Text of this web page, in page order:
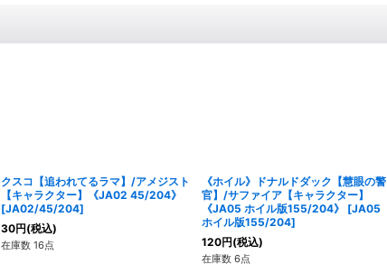
クスコ【追われてるラマ】/アメジスト
【キャラクター】《JA02 45/204》
[JA02/45/204]
30円(税込)
在庫数 16点
《ホイル》ドナルドダック【慧眼の警
官】/サファイア【キャラクター】
《JA05 ホイル版155/204》
[JA05
ホイル版155/204]
120円(税込)
在庫数 6点